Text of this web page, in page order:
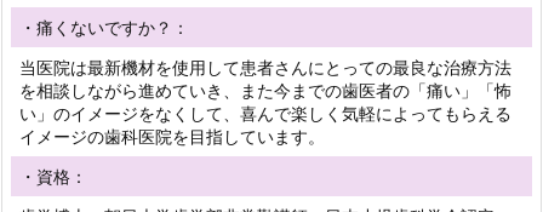
・痛くないですか？：
当医院は最新機材を使用して患者さんにとっての最良な治療方法
を相談しながら進めていき、また今までの歯医者の「痛い」「怖
い」のイメージをなくして、喜んで楽しく気軽によってもらえる
イメージの歯科医院を目指しています。
・資格：